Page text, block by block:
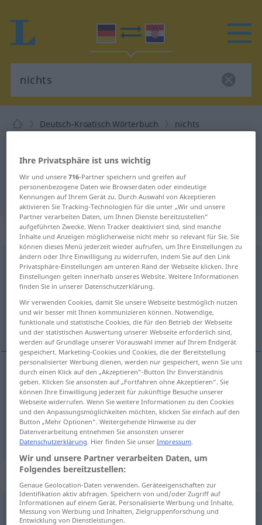
Deutsch-Kroatisch Wörterbuch nichts
"nichts"
"nichts" Kroatisch Übersetzung
„nichts“: Indefinitpronomen
nichtsindef pr
Übersicht aller Übersetzungen
(Für mehr Details die Übersetzung anklicken/antippen)
ništa
ništa nichts
nichts sagend → siehe „nichtssagend“
Beispielsätze für "nichts"
das konnte mir nichtsanhaben
Ihre Privatsphäre ist uns wichtig
Wir und unsere716-Partner speichern und greifen auf
personenbezogene Daten wie Browserdaten oder eindeutige
Kennungen auf Ihrem Gerät zu. Durch Auswahl von Akzeptieren
aktivieren Sie Tracking-Technologien für die unter „Wir und unsere
Partner verarbeiten Daten, um Ihnen Dienste bereitzustellen“
aufgeführten Zwecke. Wenn Tracker deaktiviert sind, sind manche
Inhalte und Anzeigen möglicherweise nicht mehr so relevant für Sie. Sie
können dieses Menü jederzeit wieder aufrufen, um Ihre Einstellungen zu
ändern oder Ihre Einwilligung zu widerrufen, indem Sie auf den Link
Privatsphäre-Einstellungen am unteren Rand der Webseite klicken. Ihre
Einstellungen gelten innerhalb unseres Website. Weitere Informationen
finden Sie in unserer Datenschutzerklärung.
Wir verwenden Cookies, damit Sie unsere Webseite bestmöglich nutzen
und wir besser mit Ihnen kommunizieren können. Notwendige,
funktionale und statistische Cookies, die für den Betrieb der Webseite
und der statistischen Auswertung unserer Webseite erforderlich sind,
werden auf Grundlage unserer Vorauswahl immer auf Ihrem Endgerät
gespeichert. Marketing-Cookies und Cookies, die der Bereitstellung
personalisierter Werbung dienen, werden nur gespeichert, wenn Sie uns
durch einen Klick auf den „Akzeptieren“-Button Ihr Einverständnis
geben. Klicken Sie ansonsten auf „Fortfahren ohne Akzeptieren“. Sie
können Ihre Einwilligung jederzeit für zukünftige Besuche unserer
Webseite widerrufen. Wenn Sie weitere Informationen zu den Cookies
und den Anpassungsmöglichkeiten möchten, klicken Sie einfach auf den
Button „Mehr Optionen“. Weitergehende Hinweise zu der
Datenverarbeitung entnehmen Sie ansonsten unserer
Datenschutzerklärung. Hier finden Sie unserImpressum.
Wir und unsere Partner verarbeiten Daten, um
Folgendes bereitzustellen:
Genaue Geolocation-Daten verwenden. Geräteeigenschaften zur
Identifikation aktiv abfragen. Speichern von und/oder Zugriff auf
Informationen auf einem Gerät. Personalisierte Werbung und Inhalte,
Messung von Werbung und Inhalten, Zielgruppenforschung und
Entwicklung von Dienstleistungen.